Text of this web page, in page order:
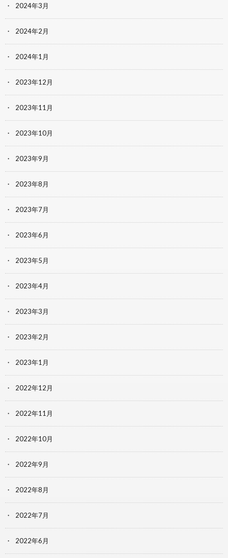
2024年3月
2024年2月
2024年1月
2023年12月
2023年11月
2023年10月
2023年9月
2023年8月
2023年7月
2023年6月
2023年5月
2023年4月
2023年3月
2023年2月
2023年1月
2022年12月
2022年11月
2022年10月
2022年9月
2022年8月
2022年7月
2022年6月